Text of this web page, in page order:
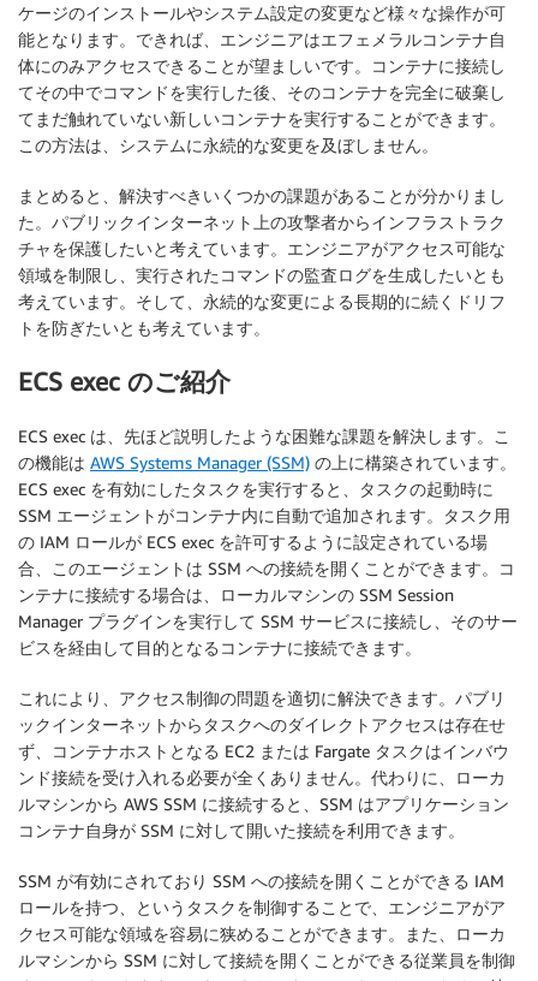
ケージのインストールやシステム設定の変更など様々な操作が可
能となります。できれば、エンジニアはエフェメラルコンテナ自
体にのみアクセスできることが望ましいです。コンテナに接続し
てその中でコマンドを実行した後、そのコンテナを完全に破棄し
てまだ触れていない新しいコンテナを実行することができます。
この方法は、システムに永続的な変更を及ぼしません。
まとめると、解決すべきいくつかの課題があることが分かりまし
た。パブリックインターネット上の攻撃者からインフラストラク
チャを保護したいと考えています。エンジニアがアクセス可能な
領域を制限し、実行されたコマンドの監査ログを生成したいとも
考えています。そして、永続的な変更による長期的に続くドリフ
トを防ぎたいとも考えています。
ECS exec のご紹介
ECS exec は、先ほど説明したような困難な課題を解決します。こ
の機能は AWS Systems Manager (SSM) の上に構築されています。
ECS exec を有効にしたタスクを実行すると、タスクの起動時に
SSM エージェントがコンテナ内に自動で追加されます。タスク用
の IAM ロールが ECS exec を許可するように設定されている場
合、このエージェントは SSM への接続を開くことができます。コ
ンテナに接続する場合は、ローカルマシンの SSM Session
Manager プラグインを実行して SSM サービスに接続し、そのサー
ビスを経由して目的となるコンテナに接続できます。
これにより、アクセス制御の問題を適切に解決できます。パブリ
ックインターネットからタスクへのダイレクトアクセスは存在せ
ず、コンテナホストとなる EC2 または Fargate タスクはインバウ
ンド接続を受け入れる必要が全くありません。代わりに、ローカ
ルマシンから AWS SSM に接続すると、SSM はアプリケーション
コンテナ自身が SSM に対して開いた接続を利用できます。
SSM が有効にされており SSM への接続を開くことができる IAM
ロールを持つ、というタスクを制御することで、エンジニアがア
クセス可能な領域を容易に狭めることができます。また、ローカ
ルマシンから SSM に対して接続を開くことができる従業員を制御